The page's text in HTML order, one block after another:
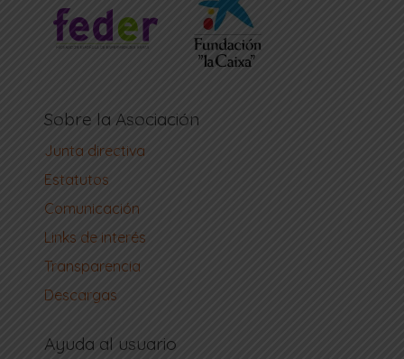
Sobre la Asociación
Junta directiva
Estatutos
Comunicación
Links de interés
Transparencia
Descargas
Ayuda al usuario